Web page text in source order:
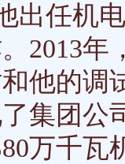
任机电
2013
他的调
集团公
万千瓦